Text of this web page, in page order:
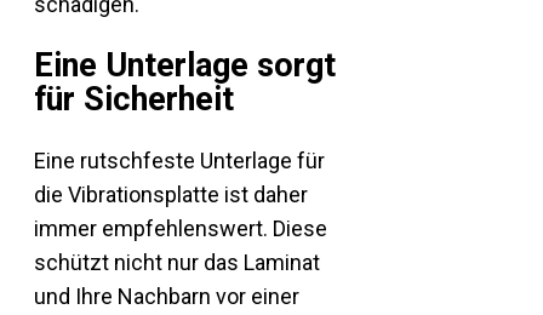
Eine Unterlage sorgt
für Sicherheit
Eine rutschfeste Unterlage für
die Vibrationsplatte ist daher
immer empfehlenswert. Diese
schützt nicht nur das Laminat
und Ihre Nachbarn vor einer